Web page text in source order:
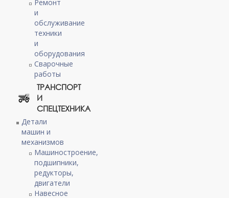
Ремонт
и
обслуживание
техники
и
оборудования
Сварочные
работы
ТРАНСПОРТ
И
СПЕЦТЕХНИКА
Детали
машин и
механизмов
Машиностроение,
подшипники,
редукторы,
двигатели
Навесное